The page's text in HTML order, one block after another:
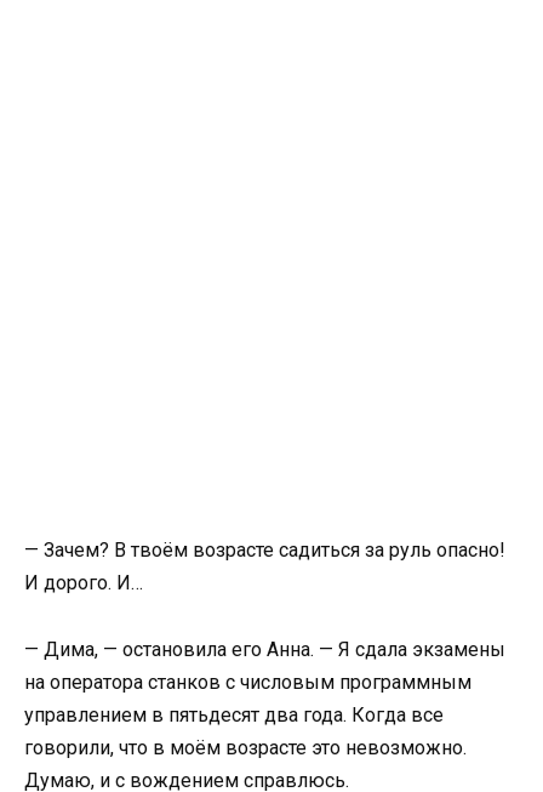
— Зачем? В твоём возрасте садиться за руль опасно!
И дорого. И…
— Дима, — остановила его Анна. — Я сдала экзамены
на оператора станков с числовым программным
управлением в пятьдесят два года. Когда все
говорили, что в моём возрасте это невозможно.
Думаю, и с вождением справлюсь.